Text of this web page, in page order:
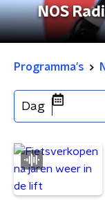
NOS
Programma's
Dag